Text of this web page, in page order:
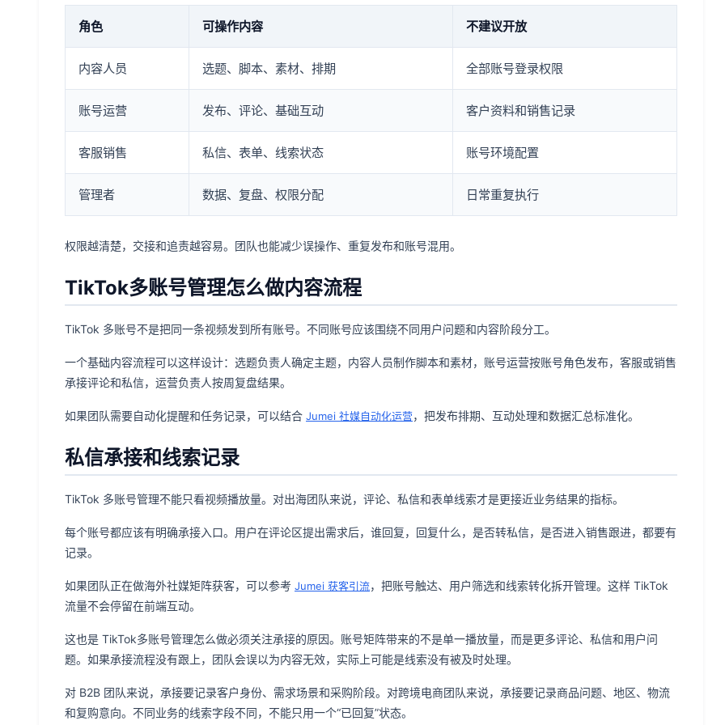
角色 可操作内容 不建议开放
内容人员 选题、脚本、素材、排期 全部账号登录权限
账号运营 发布、评论、基础互动 客户资料和销售记录
客服销售 私信、表单、线索状态 账号环境配置
管理者 数据、复盘、权限分配 日常重复执行
权限越清楚，交接和追责越容易。团队也能减少误操作、重复发布和账号混用。
TikTok多账号管理怎么做内容流程
TikTok 多账号不是把同一条视频发到所有账号。不同账号应该围绕不同用户问题和内容阶段分工。
一个基础内容流程可以这样设计：选题负责人确定主题，内容人员制作脚本和素材，账号运营按账号角色发布，客服或销售
承接评论和私信，运营负责人按周复盘结果。
如果团队需要自动化提醒和任务记录，可以结合 Jumei 社媒自动化运营，把发布排期、互动处理和数据汇总标准化。
私信承接和线索记录
TikTok 多账号管理不能只看视频播放量。对出海团队来说，评论、私信和表单线索才是更接近业务结果的指标。
每个账号都应该有明确承接入口。用户在评论区提出需求后，谁回复，回复什么，是否转私信，是否进入销售跟进，都要有
记录。
如果团队正在做海外社媒矩阵获客，可以参考 Jumei 获客引流，把账号触达、用户筛选和线索转化拆开管理。这样 TikTok
流量不会停留在前端互动。
这也是 TikTok多账号管理怎么做必须关注承接的原因。账号矩阵带来的不是单一播放量，而是更多评论、私信和用户问
题。如果承接流程没有跟上，团队会误以为内容无效，实际上可能是线索没有被及时处理。
对 B2B 团队来说，承接要记录客户身份、需求场景和采购阶段。对跨境电商团队来说，承接要记录商品问题、地区、物流
和复购意向。不同业务的线索字段不同，不能只用一个“已回复”状态。